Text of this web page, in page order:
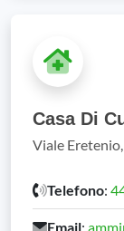
Casa Di
Viale
Telefono:
Email: